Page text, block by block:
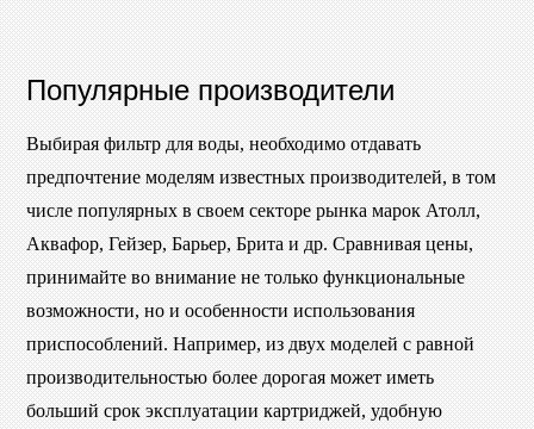
Популярные производители
Выбирая фильтр для воды, необходимо отдавать
предпочтение моделям известных производителей, в том
числе популярных в своем секторе рынка марок Атолл,
Аквафор, Гейзер, Барьер, Брита и др. Сравнивая цены,
принимайте во внимание не только функциональные
возможности, но и особенности использования
приспособлений. Например, из двух моделей с равной
производительностью более дорогая может иметь
больший срок эксплуатации картриджей, удобную